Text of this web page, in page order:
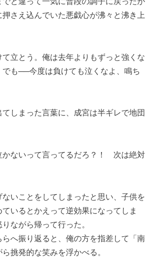
押さえ込んでいた悪戯心が沸々と沸き上
て立とう。俺は去年よりもずっと強くな
でも──今度は負けても泣くなよ、鳴ち
しまった言葉に、成宮は半ギレで地団
かないって言ってるだろ？！ 次は絶対
いことをしてしまったと思い、子供を
いるとかえって逆効果になってしま
ながら帰って行った。
へ振り返ると、俺の方を指差して「南
挑発的な笑みを浮かべる。